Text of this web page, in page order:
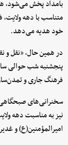
بامداد پخش می‌شود،
متناسب با دهه ولایت،
خود هدیه می‌دهد.
در همین حال، «نقل و
فرهنگ جاری و
نیز به مناسبت دهه
امیرالمؤمنین(ع) و